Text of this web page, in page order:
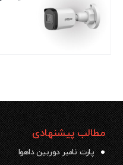
مطالب پیشنهادی
پارت نامبر دوربین داهوا